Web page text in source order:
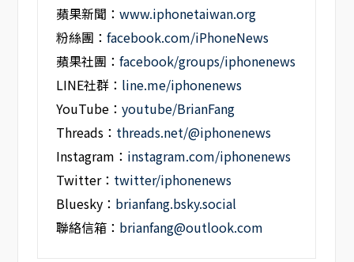
蘋果新聞：www.iphonetaiwan.org
粉絲團：facebook.com/iPhoneNews
蘋果社團：facebook/groups/iphonenews
LINE社群： line.me/iphonenews
YouTube：youtube/BrianFang
Threads： threads.net/@iphonenews
Instagram： instagram.com/iphonenews
Twitter： twitter/iphonenews
Bluesky： brianfang.bsky.social
聯絡信箱： brianfang@outlook.com